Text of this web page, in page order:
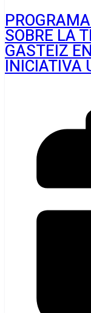
SOBRE LA
GASTEIZ
INICIATIVA